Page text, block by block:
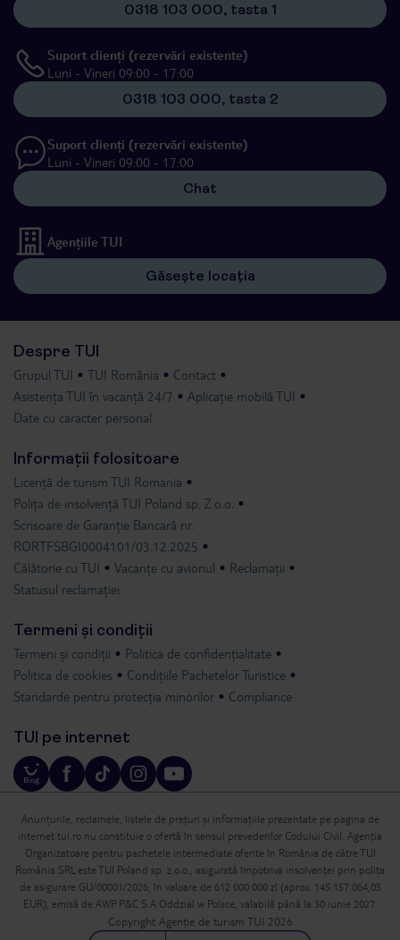
0318 103 000, tasta 1
Suport clienți (rezervări existente)
Luni - Vineri 09:00 - 17:00
0318 103 000, tasta 2
Suport clienți (rezervări existente)
Luni - Vineri 09:00 - 17:00
Chat
Agențiile TUI
Găsește locația
Despre TUI
Grupul TUI TUI România
Contact
Asistența TUI în vacanță 24/7
Aplicație mobilă TUI
Date cu caracter personal
Informații folositoare
Licență de turism TUI Romania
Polița de insolvență TUI Poland sp. Z.o.o.
Scrisoare de Garanție Bancară nr.
RORTFSBGI0004101/03.12.2025
Călătorie cu TUI
Vacanțe cu avionul
Reclamații
Statusul reclamației
Termeni și condiții
Termeni și condiții
Politica de confidențialitate
Politica de cookies
Condițiile Pachetelor Turistice
Standarde pentru protecția minorilor
Compliance
TUI pe internet
Anunțurile, reclamele, listele de prețuri și informațiile prezentate pe pagina de
internet tui.ro nu constituie o ofertă în sensul prevederilor Codului Civil. Agenția
Organizatoare pentru pachetele intermediate oferite în România de către TUI
România SRL este TUI Poland sp. z.o.o., asigurată împotriva insolvenței prin polița
de asigurare GU/00001/2026, în valoare de 612 000 000 zl (aprox. 145.157.064,05
EUR), emisă de AWP P&C S.A Oddzial w Polsce, valabilă până la 30 iunie 2027.
Copyright Agenție de turism TUI 2026